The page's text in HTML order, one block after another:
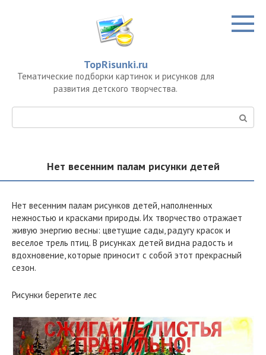
TopRisunki.ru
Тематические подборки картинок и рисунков для
развития детского творчества.
Нет весенним палам рисунки детей
Нет весенним палам рисунков детей, наполненных
нежностью и красками природы. Их творчество отражает
живую энергию весны: цветущие сады, радугу красок и
веселое трель птиц. В рисунках детей видна радость и
вдохновение, которые приносит с собой этот прекрасный
сезон.
Рисунки берегите лес